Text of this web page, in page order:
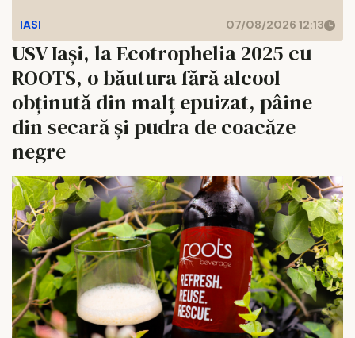
IASI 07/08/2026 12:13
USV Iași, la Ecotrophelia 2025 cu
ROOTS, o băutura fără alcool
obținută din malț epuizat, pâine
din secară și pudra de coacăze
negre